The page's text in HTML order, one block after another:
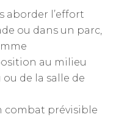
aborder l’effort
ou dans un parc,
au milieu
de la salle de
combat prévisible